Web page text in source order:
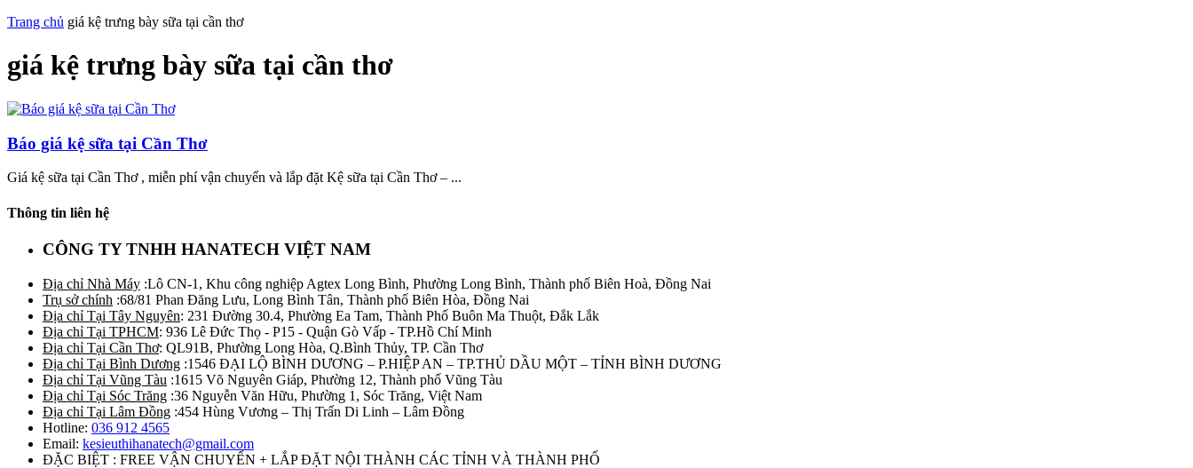
Trang chủ giá kệ trưng bày sữa tại cần thơ
giá kệ trưng bày sữa tại cần thơ
Báo giá kệ sữa tại Cần Thơ
Giá kệ sữa tại Cần Thơ , miễn phí vận chuyển và lắp đặt Kệ sữa tại Cần Thơ – ...
Thông tin liên hệ
CÔNG TY TNHH HANATECH VIỆT NAM
Địa chỉ Nhà Máy :Lô CN-1, Khu công nghiệp Agtex Long Bình, Phường Long Bình, Thành phố Biên Hoà, Đồng Nai
Trụ sở chính :68/81 Phan Đăng Lưu, Long Bình Tân, Thành phố Biên Hòa, Đồng Nai
Địa chỉ Tại Tây Nguyên: 231 Đường 30.4, Phường Ea Tam, Thành Phố Buôn Ma Thuột, Đắk Lắk
Địa chỉ Tại TPHCM: 936 Lê Đức Thọ - P15 - Quận Gò Vấp - TP.Hồ Chí Minh
Địa chỉ Tại Cần Thơ: QL91B, Phường Long Hòa, Q.Bình Thủy, TP. Cần Thơ
Địa chỉ Tại Bình Dương :1546 ĐẠI LỘ BÌNH DƯƠNG – P.HIỆP AN – TP.THỦ DẦU MỘT – TỈNH BÌNH DƯƠNG
Địa chỉ Tại Vũng Tàu :1615 Võ Nguyên Giáp, Phường 12, Thành phố Vũng Tàu
Địa chỉ Tại Sóc Trăng :36 Nguyễn Văn Hữu, Phường 1, Sóc Trăng, Việt Nam
Địa chỉ Tại Lâm Đồng :454 Hùng Vương – Thị Trấn Di Linh – Lâm Đồng
Hotline: 036 912 4565
Email: kesieuthihanatech@gmail.com
ĐẶC BIỆT : FREE VẬN CHUYỂN + LẮP ĐẶT NỘI THÀNH CÁC TỈNH VÀ THÀNH PHỐ